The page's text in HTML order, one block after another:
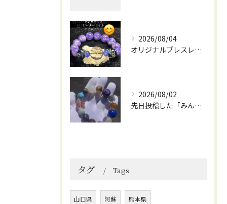
2026/08/04
オリジナルブレスレット作成してみました😊
2026/08/02
先日投稿した「みんなを笑顔にしてくれるブレスレット」に
タグ Tags
山口県 阿蘇 熊本県